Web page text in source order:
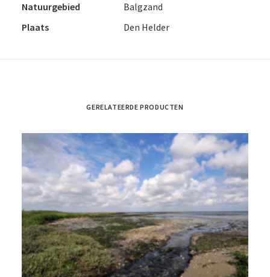
Natuurgebied
Balgzand
Plaats
Den Helder
GERELATEERDE PRODUCTEN